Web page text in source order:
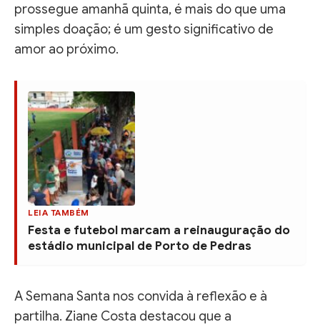
prossegue amanhã quinta, é mais do que uma
simples doação; é um gesto significativo de
amor ao próximo.
LEIA TAMBÉM
Festa e futebol marcam a reinauguração do
estádio municipal de Porto de Pedras
A Semana Santa nos convida à reflexão e à
partilha. Ziane Costa destacou que a